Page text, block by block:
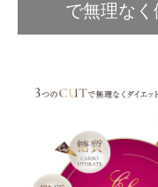
で無理なく